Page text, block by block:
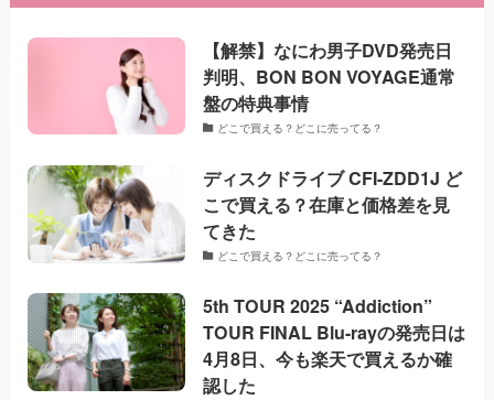
【解禁】なにわ男子DVD発売日
判明、BON BON VOYAGE通常
盤の特典事情
どこで買える？どこに売ってる？
ディスクドライブ CFI-ZDD1J ど
こで買える？在庫と価格差を見
てきた
どこで買える？どこに売ってる？
5th TOUR 2025 “Addiction”
TOUR FINAL Blu-rayの発売日は
4月8日、今も楽天で買えるか確
認した